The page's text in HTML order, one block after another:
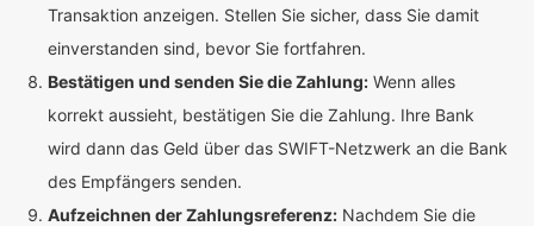
Transaktion anzeigen. Stellen Sie sicher, dass Sie damit
einverstanden sind, bevor Sie fortfahren.
Bestätigen und senden Sie die Zahlung: Wenn alles
korrekt aussieht, bestätigen Sie die Zahlung. Ihre Bank
wird dann das Geld über das SWIFT-Netzwerk an die Bank
des Empfängers senden.
Aufzeichnen der Zahlungsreferenz: Nachdem Sie die